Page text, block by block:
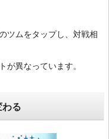
ツムをタップし、対戦相
が異なっています。
る